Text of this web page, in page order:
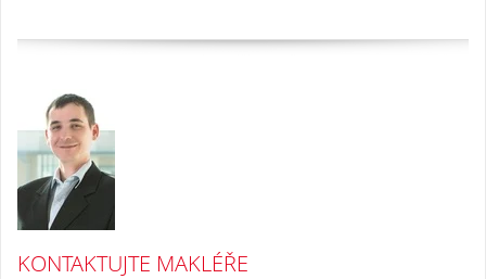
KONTAKTUJTE MAKLÉŘE